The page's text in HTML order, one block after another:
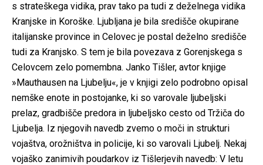
s strateškega vidika, prav tako pa tudi z deželnega vidika
Kranjske in Koroške. Ljubljana je bila središče okupirane
italijanske province in Celovec je postal deželno središče
tudi za Kranjsko. S tem je bila povezava z Gorenjskega s
Celovcem zelo pomembna. Janko Tišler, avtor knjige
»Mauthausen na Ljubelju«, je v knjigi zelo podrobno opisal
nemške enote in postojanke, ki so varovale ljubeljski
prelaz, gradbišče predora in ljubeljsko cesto od Tržiča do
Ljubelja. Iz njegovih navedb zvemo o moči in strukturi
vojaštva, orožništva in policije, ki so varovali Ljubelj. Nekaj
vojaško zanimivih poudarkov iz Tišlerjevih navedb: V letu